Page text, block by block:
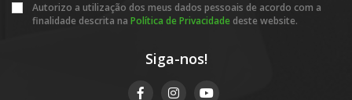
Autorizo a utilização dos meus dados pessoais de acordo com a
finalidade descrita na Política de Privacidade deste website.
Siga-nos!